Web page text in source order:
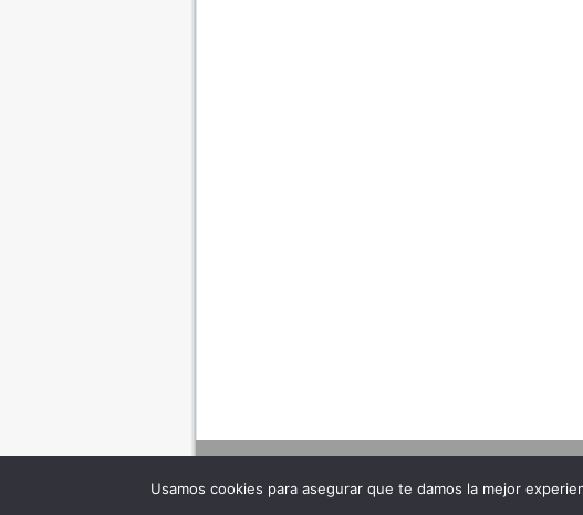
Usamos cookies para asegurar que te damos la mejor